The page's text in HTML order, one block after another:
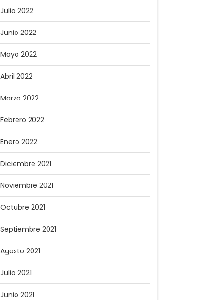
Julio 2022
Junio 2022
Mayo 2022
Abril 2022
Marzo 2022
Febrero 2022
Enero 2022
Diciembre 2021
Noviembre 2021
Octubre 2021
Septiembre 2021
Agosto 2021
Julio 2021
Junio 2021